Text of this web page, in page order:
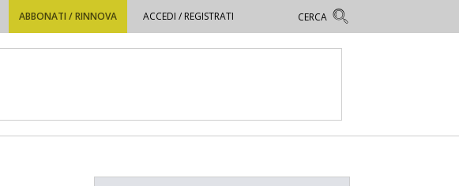
ABBONATI / RINNOVA ACCEDI / REGISTRATI